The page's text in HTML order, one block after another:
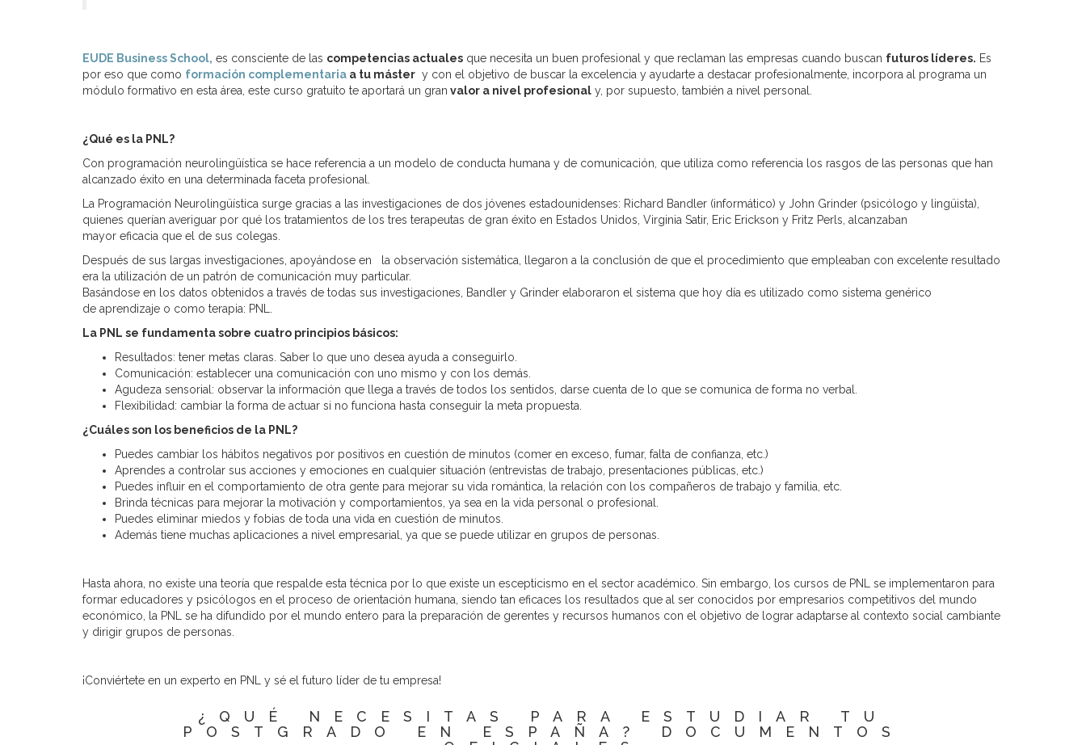
EUDE Business School, es consciente de las competencias actuales que necesita un buen profesional y que reclaman las empresas cuando buscan futuros líderes. Es
por eso que como formación complementaria a tu máster y con el objetivo de buscar la excelencia y ayudarte a destacar profesionalmente, incorpora al programa un
módulo formativo en esta área, este curso gratuito te aportará un gran valor a nivel profesional y, por supuesto, también a nivel personal.
¿Qué es la PNL?
Con programación neurolingüística se hace referencia a un modelo de conducta humana y de comunicación, que utiliza como referencia los rasgos de las personas que han
alcanzado éxito en una determinada faceta profesional.
La Programación Neurolingüística surge gracias a las investigaciones de dos jóvenes estadounidenses: Richard Bandler (informático) y John Grinder (psicólogo y lingüista),
quienes querían averiguar por qué los tratamientos de los tres terapeutas de gran éxito en Estados Unidos, Virginia Satir, Eric Erickson y Fritz Perls, alcanzaban
mayor eficacia que el de sus colegas.
Después de sus largas investigaciones, apoyándose en la observación sistemática, llegaron a la conclusión de que el procedimiento que empleaban con excelente resultado
era la utilización de un patrón de comunicación muy particular.
Basándose en los datos obtenidos a través de todas sus investigaciones, Bandler y Grinder elaboraron el sistema que hoy día es utilizado como sistema genérico
de aprendizaje o como terapia: PNL.
La PNL se fundamenta sobre cuatro principios básicos:
Resultados: tener metas claras. Saber lo que uno desea ayuda a conseguirlo.
Comunicación: establecer una comunicación con uno mismo y con los demás.
Agudeza sensorial: observar la información que llega a través de todos los sentidos, darse cuenta de lo que se comunica de forma no verbal.
Flexibilidad: cambiar la forma de actuar si no funciona hasta conseguir la meta propuesta.
¿Cuáles son los beneficios de la PNL?
Puedes cambiar los hábitos negativos por positivos en cuestión de minutos (comer en exceso, fumar, falta de confianza, etc.)
Aprendes a controlar sus acciones y emociones en cualquier situación (entrevistas de trabajo, presentaciones públicas, etc.)
Puedes influir en el comportamiento de otra gente para mejorar su vida romántica, la relación con los compañeros de trabajo y familia, etc.
Brinda técnicas para mejorar la motivación y comportamientos, ya sea en la vida personal o profesional.
Puedes eliminar miedos y fobias de toda una vida en cuestión de minutos.
Además tiene muchas aplicaciones a nivel empresarial, ya que se puede utilizar en grupos de personas.
Hasta ahora, no existe una teoría que respalde esta técnica por lo que existe un escepticismo en el sector académico. Sin embargo, los cursos de PNL se implementaron para
formar educadores y psicólogos en el proceso de orientación humana, siendo tan eficaces los resultados que al ser conocidos por empresarios competitivos del mundo
económico, la PNL se ha difundido por el mundo entero para la preparación de gerentes y recursos humanos con el objetivo de lograr adaptarse al contexto social cambiante
y dirigir grupos de personas.
¡Conviértete en un experto en PNL y sé el futuro líder de tu empresa!
¿QUÉ NECESITAS PARA ESTUDIAR TU
POSTGRADO EN ESPAÑA? DOCUMENTOS